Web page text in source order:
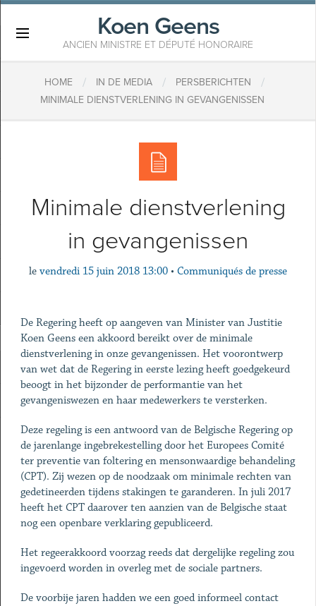
Koen Geens
ANCIEN MINISTRE ET DÉPUTÉ HONORAIRE
HOME / IN DE MEDIA / PERSBERICHTEN /
MINIMALE DIENSTVERLENING IN GEVANGENISSEN
Minimale dienstverlening
in gevangenissen
le vendredi 15 juin 2018 13:00 • Communiqués de presse
De Regering heeft op aangeven van Minister van Justitie
Koen Geens een akkoord bereikt over de minimale
dienstverlening in onze gevangenissen. Het voorontwerp
van wet dat de Regering in eerste lezing heeft goedgekeurd
beoogt in het bijzonder de performantie van het
gevangeniswezen en haar medewerkers te versterken.
Deze regeling is een antwoord van de Belgische Regering op
de jarenlange ingebrekestelling door het Europees Comité
ter preventie van foltering en mensonwaardige behandeling
(CPT). Zij wezen op de noodzaak om minimale rechten van
gedetineerden tijdens stakingen te garanderen. In juli 2017
heeft het CPT daarover ten aanzien van de Belgische staat
nog een openbare verklaring gepubliceerd.
Het regeerakkoord voorzag reeds dat dergelijke regeling zou
ingevoerd worden in overleg met de sociale partners.
De voorbije jaren hadden we een goed informeel contact